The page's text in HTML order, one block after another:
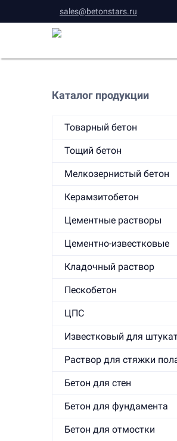
sales@betonstars.ru
Каталог продукции
Товарный бетон
Тощий бетон
Мелкозернистый бетон
Керамзитобетон
Цементные растворы
Цементно-известковые
Кладочный раствор
Пескобетон
ЦПС
Известковый для
Раствор для стяжки
Бетон для стен
Бетон для фундамента
Бетон для отмостки